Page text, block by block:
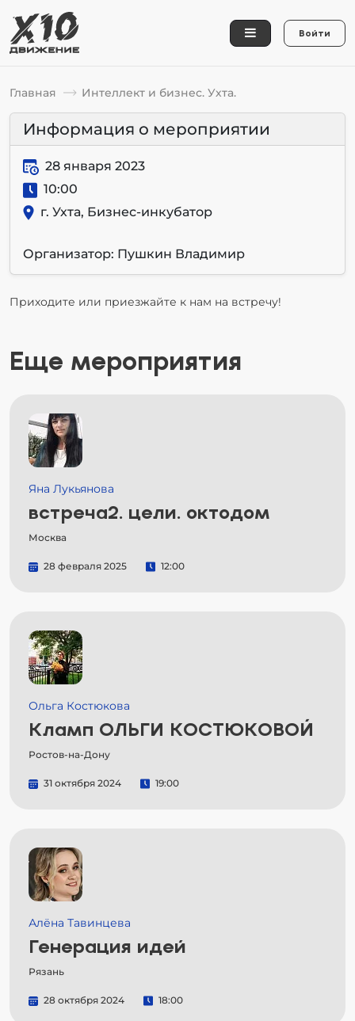
Войти
Главная Интеллект и бизнес. Ухта.
Информация о мероприятии
28 января 2023
10:00
г. Ухта, Бизнес-инкубатор
Организатор: Пушкин Владимир
Приходите или приезжайте к нам на встречу!
Еще мероприятия
Яна Лукьянова
встреча2. цели. октодом
Москва
28 февраля 2025 12:00
Ольга Костюкова
Кламп ОЛЬГИ КОСТЮКОВОЙ
Ростов-на-Дону
31 октября 2024 19:00
Алёна Тавинцева
Генерация идей
Рязань
28 октября 2024 18:00